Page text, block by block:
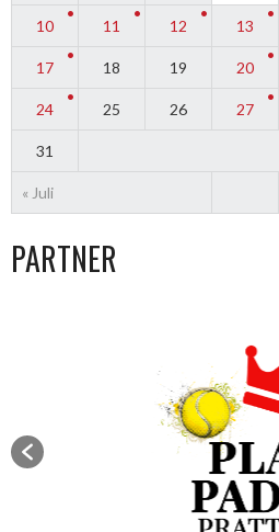
« Juli
10 11 12 13
17 18 19 20
24 25 26 27
31
PARTNER